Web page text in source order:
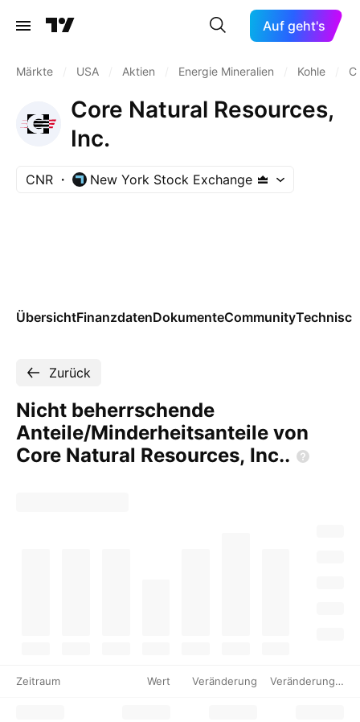
Auf geht's
Märkte USA Aktien Energie Mineralien Kohle
Core Natural Resources,
Inc.
CNR New York Stock Exchange
ÜbersichtFinanzdatenDokumenteCommunity
Zurück
Nicht beherrschende
Anteile/Minderheitsanteile von
Core Natural Resources, Inc..
Zeitraum Wert Veränderung Veränderung %